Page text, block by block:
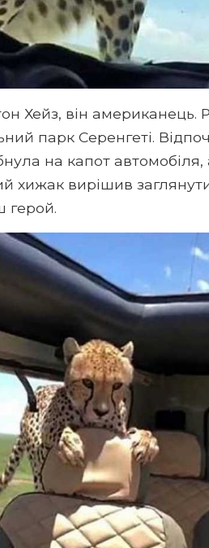
Хейз, він американець.
парк Серенгеті.
на капот автомобіля,
хижак вирішив
герой.